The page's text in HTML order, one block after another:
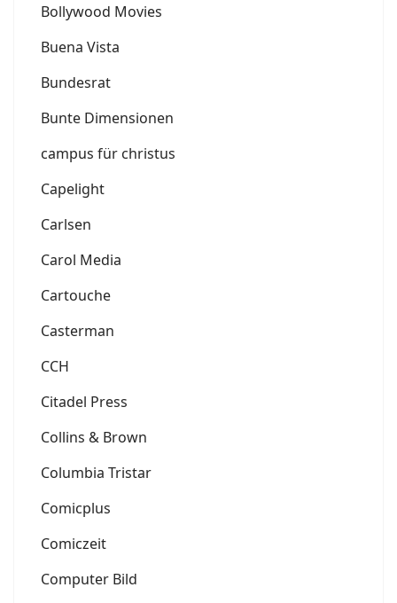
Bollywood Movies
Buena Vista
Bundesrat
Bunte Dimensionen
campus für christus
Capelight
Carlsen
Carol Media
Cartouche
Casterman
CCH
Citadel Press
Collins & Brown
Columbia Tristar
Comicplus
Comiczeit
Computer Bild